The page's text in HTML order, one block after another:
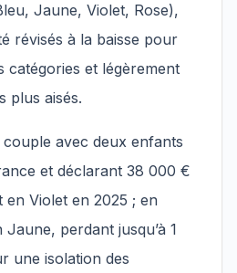
Jaune, Violet, Rose),
révisés à la baisse pour
catégories et légèrement
plus aisés.
avec deux enfants
et déclarant 38 000 €
en Violet en 2025 ; en
perdant jusqu’à 1
une isolation des